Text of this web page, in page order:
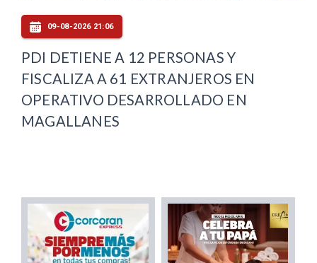
09-08-2026 21:06
PDI DETIENE A 12 PERSONAS Y
FISCALIZA A 61 EXTRANJEROS EN
OPERATIVO DESARROLLADO EN
MAGALLANES